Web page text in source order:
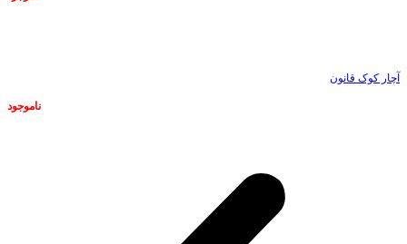
آچار کوک قانون
ناموجود